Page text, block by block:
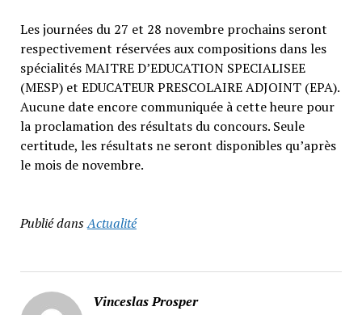
Les journées du 27 et 28 novembre prochains seront
respectivement réservées aux compositions dans les
spécialités MAITRE D’EDUCATION SPECIALISEE
(MESP) et EDUCATEUR PRESCOLAIRE ADJOINT (EPA).
Aucune date encore communiquée à cette heure pour
la proclamation des résultats du concours. Seule
certitude, les résultats ne seront disponibles qu’après
le mois de novembre.
Publié dansActualité
Vinceslas Prosper